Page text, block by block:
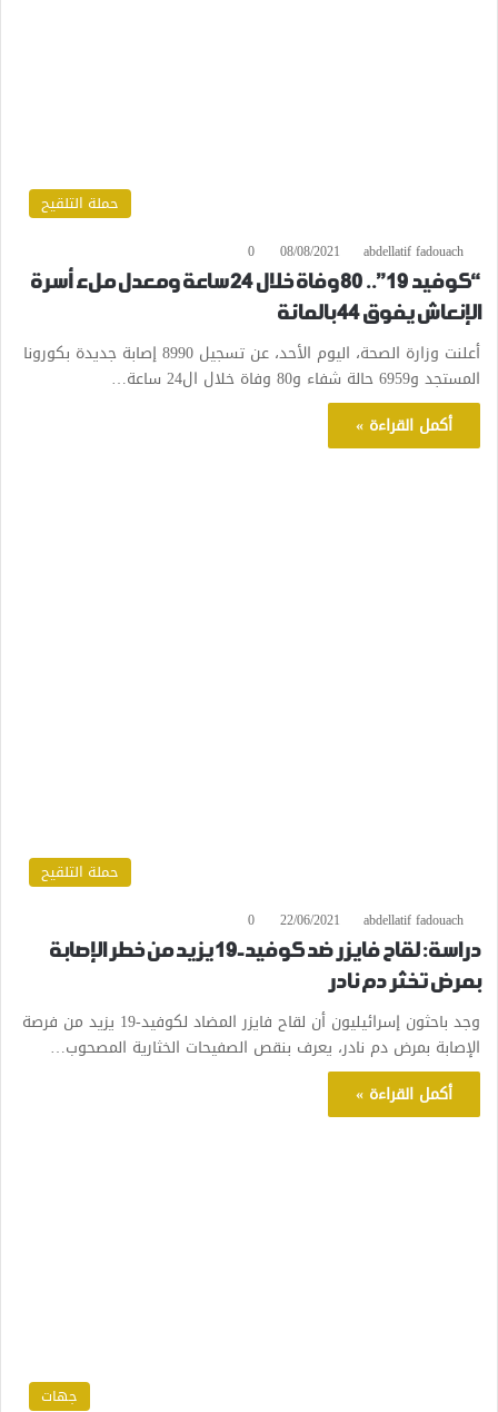
حملة التلقيح
abdellatif fadouach
08/08/2021
0
“كوفيد 19”.. 80 وفاة خلال 24 ساعة ومعدل ملء أسرة
الإنعاش يفوق 44 بالمائة
أعلنت وزارة الصحة، اليوم الأحد، عن تسجيل 8990 إصابة جديدة بكورونا
المستجد و6959 حالة شفاء و80 وفاة خلال ال24 ساعة…
أكمل القراءة »
حملة التلقيح
abdellatif fadouach
22/06/2021
0
دراسة: لقاح فايزر ضد كوفيد-19 يزيد من خطر الإصابة
بمرض تخثر دم نادر
وجد باحثون إسرائيليون أن لقاح فايزر المضاد لكوفيد-19 يزيد من فرصة
الإصابة بمرض دم نادر، يعرف بنقص الصفيحات الخثارية المصحوب…
أكمل القراءة »
جهات